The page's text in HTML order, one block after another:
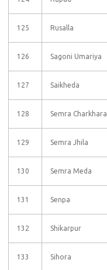
125 Rusalla
126 Sagoni Umariya
127 Saikheda
128 Semra Charkhara
129 Semra Jhila
130 Semra Meda
131 Senpa
132 Shikarpur
133 Sihora